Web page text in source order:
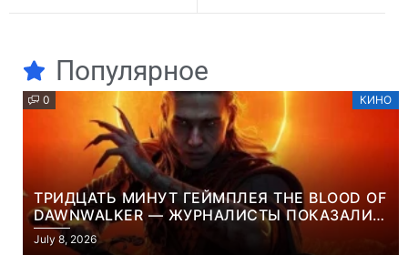
Популярное
0 КИНО
ТРИДЦАТЬ МИНУТ ГЕЙМПЛЕЯ THE BLOOD OF
DAWNWALKER — ЖУРНАЛИСТЫ ПОКАЗАЛИ
НАЧАЛО НОВОЙ ИГРЫ ОТ ВЕТЕРАНОВ CD
PROJEKT RED
July 8, 2026